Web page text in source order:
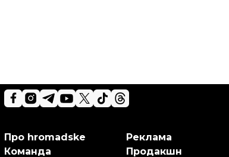
Про hromadske
Команда
Реклама
Продакшн